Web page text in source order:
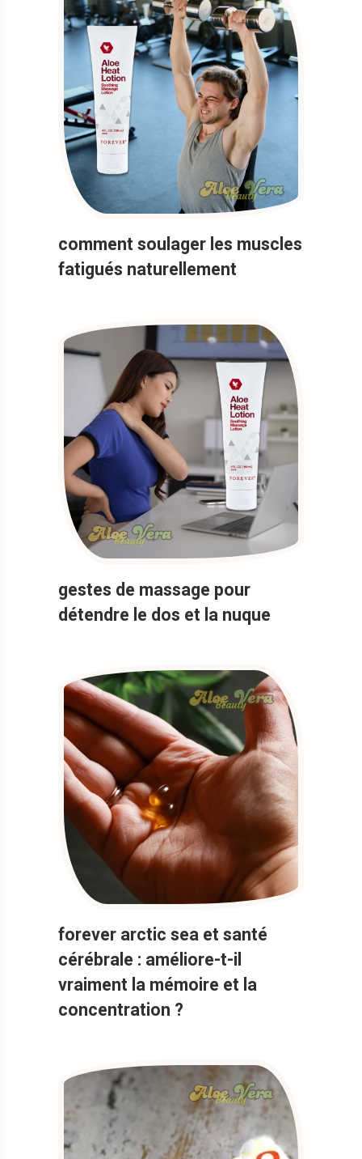
comment soulager les muscles
fatigués naturellement
gestes de massage pour
détendre le dos et la nuque
forever arctic sea et santé
cérébrale : améliore-t-il
vraiment la mémoire et la
concentration ?